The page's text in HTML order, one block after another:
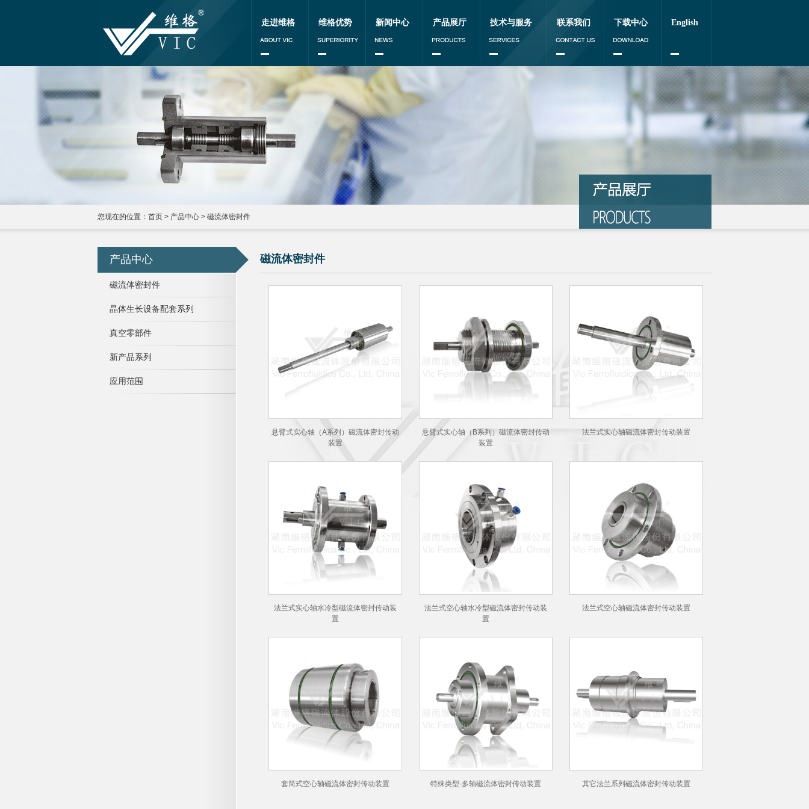
走进维格 维格优势 新闻中心 产品展厅 技术与服务 联系我们 下载中心 English
您现在的位置： 首页 > 产品中心 > 磁流体密封件
产品中心
磁流体密封件
晶体生长设备配套系列
真空零部件
新产品系列
应用范围
磁流体密封件
悬臂式实心轴（A系列）磁流体密封传动
装置
悬臂式实心轴（B系列）磁流体密封传动
装置
法兰式实心轴磁流体密封传动装置
法兰式实心轴水冷型磁流体密封传动装
置
法兰式空心轴水冷型磁流体密封传动装
置
法兰式空心轴磁流体密封传动装置
套筒式空心轴磁流体密封传动装置 特殊类型-多轴磁流体密封传动装置 其它法兰系列磁流体密封传动装置